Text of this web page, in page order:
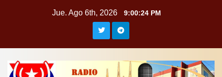
Jue. Ago 6th, 2026 9:00:25 PM